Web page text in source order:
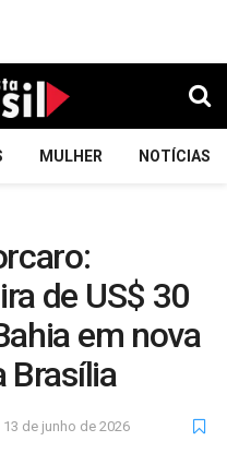
MULHER NOTÍCIAS
de US$ 30
em nova
Brasília
13 de junho de 2026